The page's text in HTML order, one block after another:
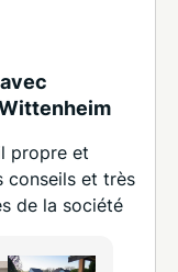
propre et
conseils et très
de la société